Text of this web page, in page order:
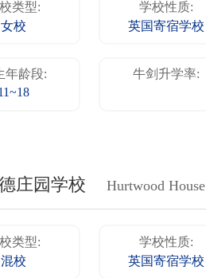
类型:
女校
学校性质:
英国寄宿学校
年龄段:
牛剑升学率:
庄园学校 Hurtwood House
类型:
混校
学校性质:
英国寄宿学校